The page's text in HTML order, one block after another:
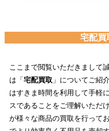
宅配買
ここまで閲覧いただきまして
は「宅配買取 」についてご紹
はすきま時間を利用して手軽
スであることをご理解いただ
が様々な商品の買取を行って